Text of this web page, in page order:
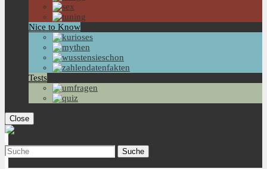
Nice to Know
Tests
Close